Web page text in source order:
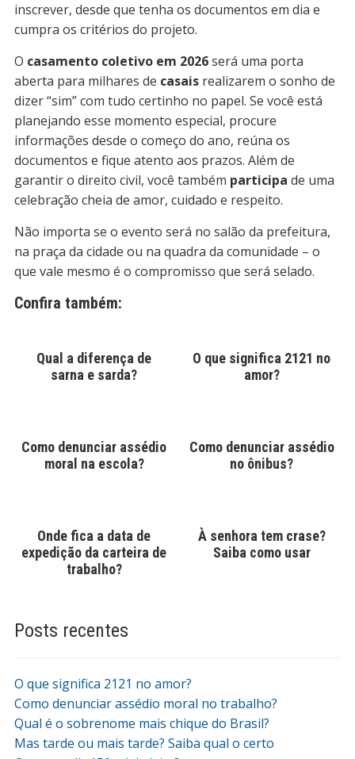
Posts recentes
O que significa 2121 no amor?
Como denunciar assédio moral no trabalho?
Qual é o sobrenome mais chique do Brasil?
Mas tarde ou mais tarde? Saiba qual o certo
inscrever, desde que tenha os documentos em dia e
cumpra os critérios do projeto.
O casamento coletivo em 2026será uma porta
aberta para milhares de casaisrealizarem o sonho de
dizer “sim” com tudo certinho no papel. Se você está
planejando esse momento especial, procure
informações desde o começo do ano, reúna os
documentos e fique atento aos prazos. Além de
garantir o direito civil, você também participa de uma
celebração cheia de amor, cuidado e respeito.
Não importa se o evento será no salão da prefeitura,
na praça da cidade ou na quadra da comunidade – o
que vale mesmo é o compromisso que será selado.
Confira também:
Qual a diferença de
sarna e sarda?
O que significa 2121 no
amor?
Como denunciar assédio
moral na escola?
Como denunciar assédio
no ônibus?
Onde fica a data de
expedição da carteira de
trabalho?
À senhora tem crase?
Saiba como usar